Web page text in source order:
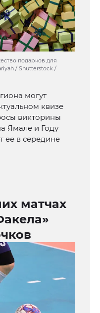
подарков для
/ Shutterstock /
могут
квизе
викторины
Ямале и Году
ее в середине
матчах